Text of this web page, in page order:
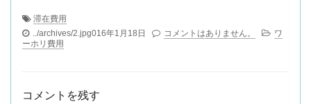
滞在費用
../archives/2.jpg016年1月18日
コメントはありません。
ワ
ーホリ費用
コメントを残す